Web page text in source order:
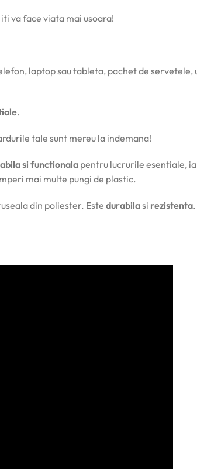
va face viata mai usoara!
laptop sau tableta, pachet de
.
tale sunt mereu la indemana!
si functionalapentru lucrurile esentiale,
mai multe pungi de plastic.
din poliester. Este durabilasi rezistenta